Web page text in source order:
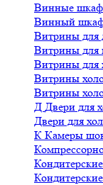
Винные
Винный
Витрины для
Витрины для
Витрины для
Витрины
Витрины
Д Двери для
Двери для
К Камеры